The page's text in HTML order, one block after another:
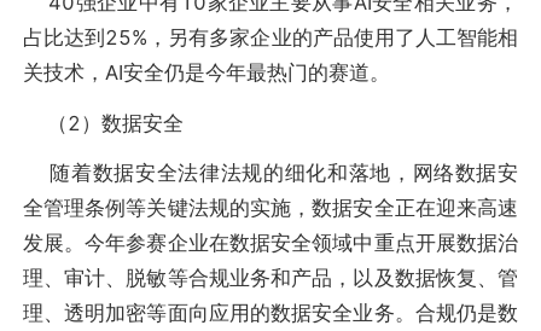
占比达到25%，另有多家企业的产品使用了人工智能相
关技术，AI安全仍是今年最热门的赛道。
（2）数据安全
随着数据安全法律法规的细化和落地，网络数据安
全管理条例等关键法规的实施，数据安全正在迎来高速
发展。今年参赛企业在数据安全领域中重点开展数据治
理、审计、脱敏等合规业务和产品，以及数据恢复、管
理、透明加密等面向应用的数据安全业务。合规仍是数